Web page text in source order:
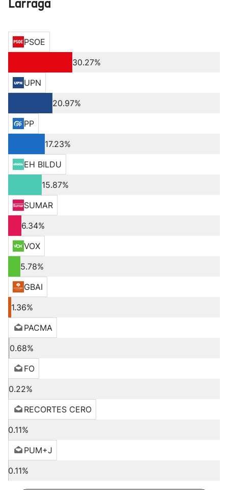
Larraga
PSOE
30.27%
UPN
20.97%
PP
17.23%
EH BILDU
15.87%
SUMAR
6.34%
VOX
5.78%
GBAI
1.36%
PACMA
0.68%
FO
0.22%
RECORTES CERO
0.11%
PUM+J
0.11%